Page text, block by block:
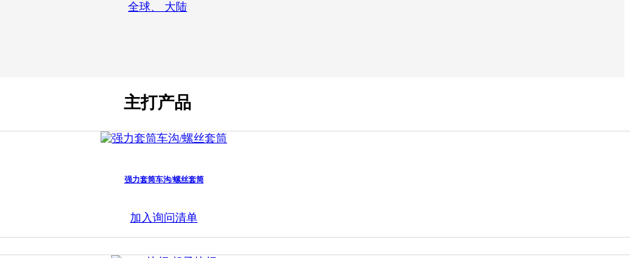
全球、 大陆
主打产品
强力套筒车沟/螺丝套筒
加入询问清单